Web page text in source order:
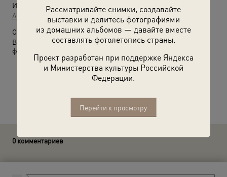
Рассматривайте снимки, создавайте
выставки и делитесь фотографиями
из домашних альбомов — давайте вместе
составлять фотолетопись страны.
Проект разработан при поддержке Яндекса
и Министерства культуры Российской
Федерации.
Перейти к просмотру
Источники:
Архив Юрия Абрамочкина
О фотографии:
Выставка
«Юрий Абрамочкин. Гений фотоочерков»
фотографией.
0 комментариев